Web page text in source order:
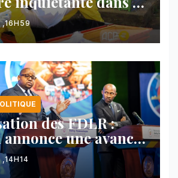
pays
des FDLR :
une avancée
maintient sa ligne